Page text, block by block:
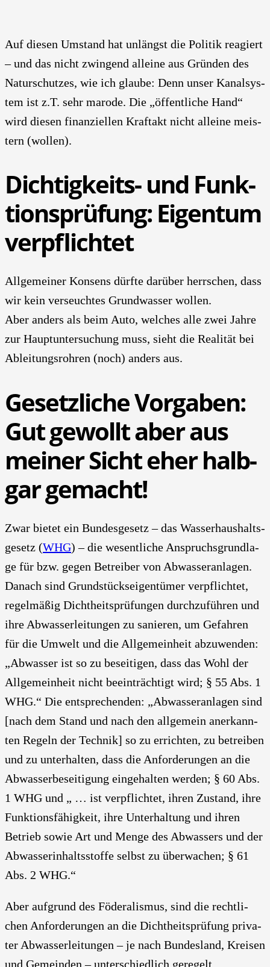
Auf die­sen Umstand hat unlängst die Poli­tik reagiert
– und das nicht zwin­gend allei­ne aus Grün­den des
Natur­schut­zes, wie ich glau­be: Denn unser Kanal­sys­
tem ist z.T. sehr maro­de. Die „öffent­li­che Hand“
wird die­sen finan­zi­el­len Kraft­akt nicht allei­ne meis­
tern (wol­len).
Dich­tig­keits- und Funk­
ti­ons­prü­fung: Eigen­tum
ver­pflich­tet
All­ge­mei­ner Kon­sens dürf­te dar­über herr­schen, dass
wir kein ver­seuch­tes Grund­was­ser wol­len.
Aber anders als beim Auto, wel­ches alle zwei Jah­re
zur Haupt­un­ter­su­chung muss, sieht die Rea­li­tät bei
Ablei­tungs­roh­ren (noch) anders aus.
Gesetz­li­che Vor­ga­ben:
Gut gewollt aber aus
mei­ner Sicht eher halb­
gar gemacht!
Zwar bie­tet ein Bun­des­ge­setz – das Was­ser­haus­halts­
ge­setz (WHG) – die wesent­li­che Anspruchs­grund­la­
ge für bzw. gegen Betrei­ber von Abwas­ser­an­la­gen.
Danach sind Grund­stücks­ei­gen­tü­mer ver­pflich­tet,
regel­mä­ßig Dicht­heits­prü­fun­gen durch­zu­füh­ren und
ihre Abwas­ser­lei­tun­gen zu sanie­ren, um Gefah­ren
für die Umwelt und die All­ge­mein­heit abzu­wen­den:
„Abwas­ser ist so zu besei­ti­gen, dass das Wohl der
All­ge­mein­heit nicht beein­träch­tigt wird; § 55 Abs. 1
WHG.“ Die ent­spre­chen­den: „Abwas­ser­an­la­gen sind
[nach dem Stand und nach den all­ge­mein aner­kann­
ten Regeln der Tech­nik] so zu errich­ten, zu betrei­ben
und zu unter­hal­ten, dass die Anfor­de­run­gen an die
Abwas­ser­be­sei­ti­gung ein­ge­hal­ten wer­den; § 60 Abs.
1 WHG und „ … ist ver­pflich­tet, ihren Zustand, ihre
Funk­ti­ons­fä­hig­keit, ihre Unter­hal­tung und ihren
Betrieb sowie Art und Men­ge des Abwas­sers und der
Abwas­ser­in­halts­stof­fe selbst zu über­wa­chen; § 61
Abs. 2 WHG.“
Aber auf­grund des Föde­ra­lis­mus, sind die recht­li­
chen Anfor­de­run­gen an die Dicht­heits­prü­fung pri­va­
ter Abwas­ser­lei­tun­gen – je nach Bun­des­land, Krei­sen
und Gemein­den – unter­schied­lich gere­gelt.